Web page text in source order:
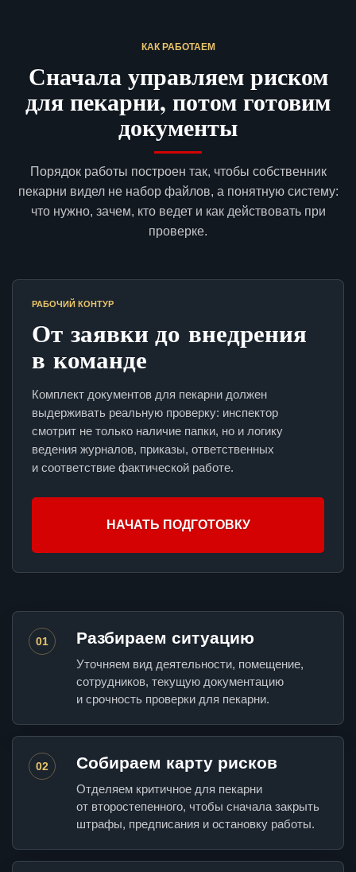
КАК РАБОТАЕМ
Сначала управляем риском
для пекарни, потом готовим
документы
Порядок работы построен так, чтобы собственник
пекарни видел не набор файлов, а понятную систему:
что нужно, зачем, кто ведет и как действовать при
проверке.
РАБОЧИЙ КОНТУР
От заявки до внедрения
в команде
Комплект документов для пекарни должен
выдерживать реальную проверку: инспектор
смотрит не только наличие папки, но и логику
ведения журналов, приказы, ответственных
и соответствие фактической работе.
НАЧАТЬ ПОДГОТОВКУ
01 Разбираем ситуацию
Уточняем вид деятельности, помещение,
сотрудников, текущую документацию
и срочность проверки для пекарни.
02 Собираем карту рисков
Отделяем критичное для пекарни
от второстепенного, чтобы сначала закрыть
штрафы, предписания и остановку работы.